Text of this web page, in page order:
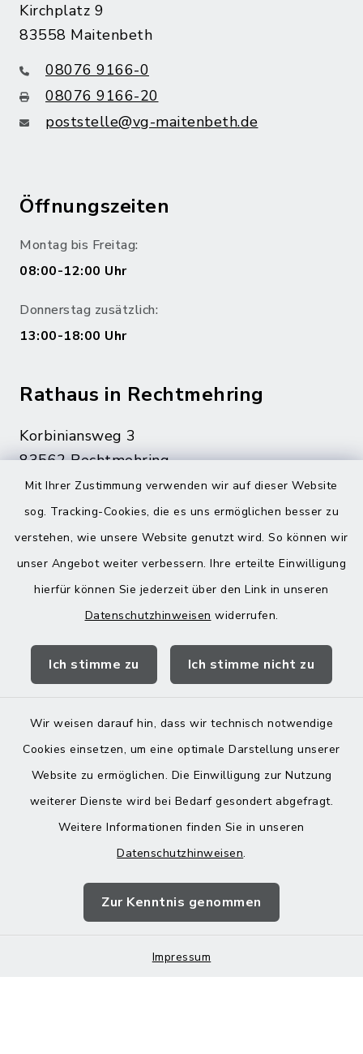
Mit Ihrer Zustimmung verwenden wir auf dieser Website
sog. Tracking-Cookies, die es uns ermöglichen besser zu
verstehen, wie unsere Website genutzt wird. So können wir
unser Angebot weiter verbessern. Ihre erteilte Einwilligung
hierfür können Sie jederzeit über den Link in unseren
Datenschutzhinweisen widerrufen.
Ich stimme zu Ich stimme nicht zu
Wir weisen darauf hin, dass wir technisch notwendige
Cookies einsetzen, um eine optimale Darstellung unserer
Website zu ermöglichen. Die Einwilligung zur Nutzung
weiterer Dienste wird bei Bedarf gesondert abgefragt.
Weitere Informationen finden Sie in unseren
Datenschutzhinweisen.
Zur Kenntnis genommen
Impressum
Kirchplatz 9
83558 Maitenbeth
08076 9166-0
08076 9166-20
poststelle@vg-maitenbeth.de
Öffnungszeiten
Montag bis Freitag:
08:00-12:00 Uhr
Donnerstag zusätzlich:
13:00-18:00 Uhr
Rathaus in Rechtmehring
Korbiniansweg 3
83562 Rechtmehring
08076 499
08076 8595
poststelle@vg-maitenbeth.de
Landratsamt Mühldorf
Barrierefreiheit
Impressum
Sitemap